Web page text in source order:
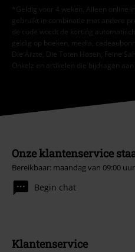
*Geldig voor 4 weken. Alleen online
gebruikt in combinatie met andere
de code wordt de korting
geldig op boeken, media,
Die Ärzte, Die Toten Hosen, Feine
Onkelz en artikelen die bijdragen
Onze klantenservice
Bereikbaar: maandag van 09:00
Begin chat
Klantenservice